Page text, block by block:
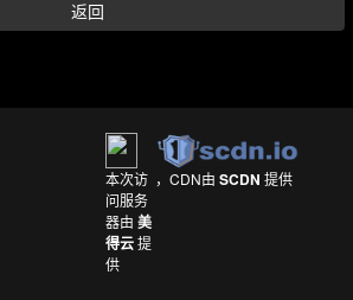
返回
本次访
问服务
器由 美
得云提
供
，CDN由SCDN 提供